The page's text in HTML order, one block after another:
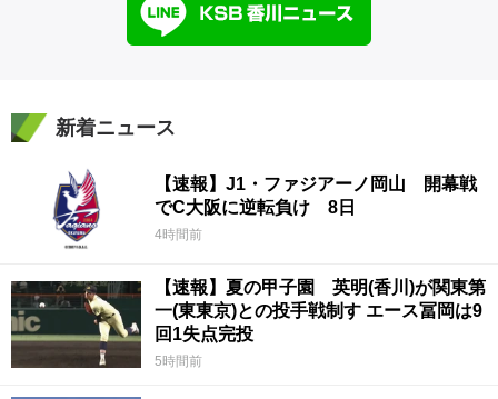
新着ニュース
【速報】J1・ファジアーノ岡山 開幕戦
でC大阪に逆転負け 8日
4時間前
【速報】夏の甲子園 英明(香川)が関東第
一(東東京)との投手戦制す エース冨岡は9
回1失点完投
5時間前